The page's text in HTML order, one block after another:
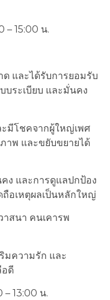
– 15:00 น.
และได้รับการยอมรับ
บระเบียบ และมั่นคง
มีโชคจากผู้ใหญ่เพศ
าพ และขยับขยายได้
ง และการดูแลปกป้อง
อเหตุผลเป็นหลักใหญ่
าสนา คนเคารพ
มความรัก และ
อดี
– 13:00 น.